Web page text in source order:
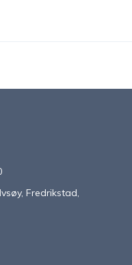
Fredrikstad,